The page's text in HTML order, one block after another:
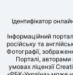
Ідентифікатор
Інформаційний
російську та
Фотографії,
Порталі, авторами
умовах ліцензії